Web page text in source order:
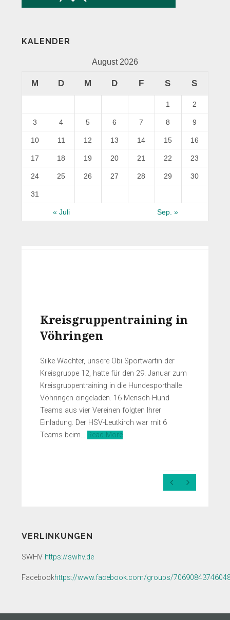
KALENDER
August 2026
M D M D F S S
1 2
3 4 5 6 7 8 9
10 11 12 13 14 15 16
17 18 19 20 21 22 23
24 25 26 27 28 29 30
31
« Juli Sep. »
Kreisgruppentraining in
Vöhringen
Silke Wachter, unsere Obi Sportwartin der
Kreisgruppe 12, hatte für den 29. Januar zum
Kreisgruppentraining in die Hundesporthalle
Vöhringen eingeladen. 16 Mensch-Hund
Teams aus vier Vereinen folgten Ihrer
Einladung. Der HSV-Leutkirch war mit 6
Teams beim… Read More
Previous
Slide
Next
Slide
VERLINKUNGEN
SWHV https://swhv.de
Facebookhttps://www.facebook.com/groups/